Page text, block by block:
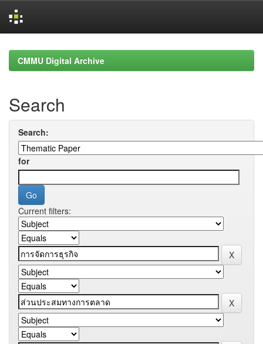
navigationCMMU Digital Archive
Search
Search:
for
Current filters: